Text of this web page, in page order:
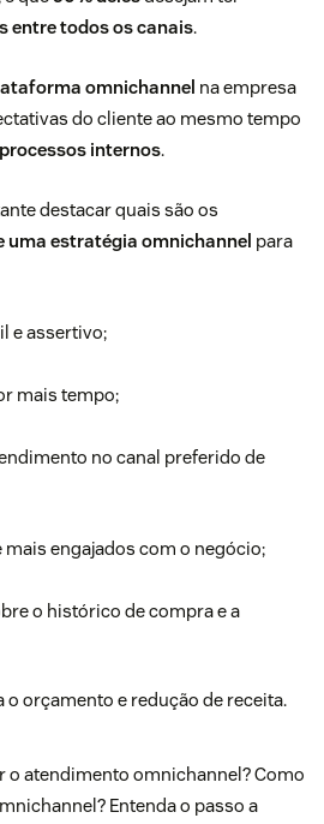
entre todos os canais.
omnichannel na empresa
do cliente ao mesmo tempo
internos.
destacar quais são os
uma estratégia omnichannel para
e assertivo;
mais tempo;
no canal preferido de
mais engajados com o negócio;
o histórico de compra e a
orçamento e redução de receita.
o atendimento omnichannel? Como
Entenda o passo a